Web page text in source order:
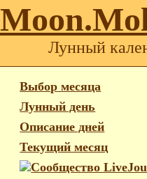
Лунный
Выбор месяца
Лунный день
Описание дней
Текущий месяц